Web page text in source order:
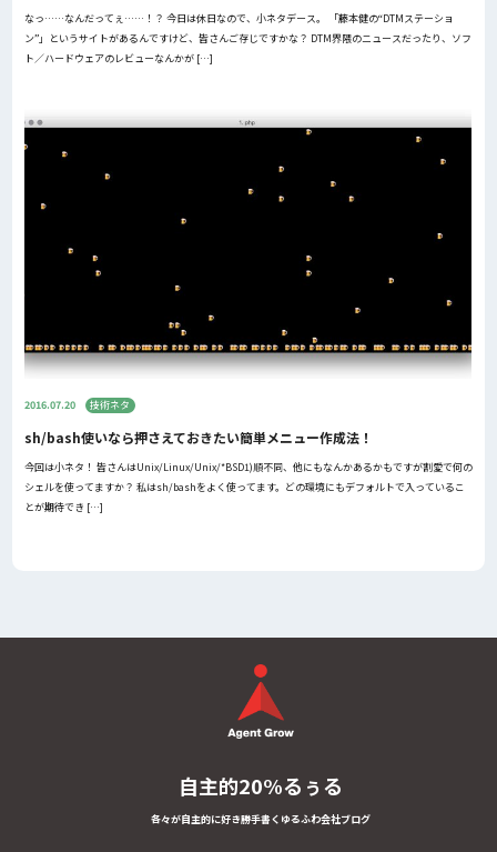
なっ……なんだってぇ……！？ 今日は休日なので、小ネタデース。 「藤本健の“DTMステーショ
ン”」というサイトがあるんですけど、皆さんご存じですかな？ DTM界隈のニュースだったり、ソフ
ト／ハードウェアのレビューなんかが […]
2016.07.20 技術ネタ
sh/bash使いなら押さえておきたい簡単メニュー作成法！
今回は小ネタ！ 皆さんはUnix/Linux/Unix/*BSD1)順不同、他にもなんかあるかもですが割愛で何の
シェルを使ってますか？ 私はsh/bashをよく使ってます。どの環境にもデフォルトで入っているこ
とが期待でき […]
自主的20%るぅる
各々が自主的に好き勝手書くゆるふわ会社ブログ